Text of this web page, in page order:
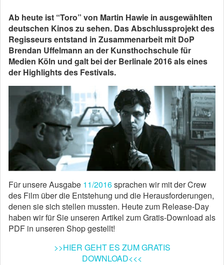
Ab heute ist “Toro” von Martin Hawie in ausgewählten
deutschen Kinos zu sehen. Das Abschlussprojekt des
Regisseurs entstand in Zusammenarbeit mit DoP
Brendan Uffelmann an der Kunsthochschule für
Medien Köln und galt bei der Berlinale 2016 als eines
der Highlights des Festivals.
Für unsere Ausgabe 11/2016sprachen wir mit der Crew
des Film über die Entstehung und die Herausforderungen,
denen sie sich stellen mussten. Heute zum Release-Day
haben wir für Sie unseren Artikel zum Gratis-Download als
PDF in unseren Shop gestellt!
>>HIER GEHT ES ZUM GRATIS
DOWNLOAD<<<